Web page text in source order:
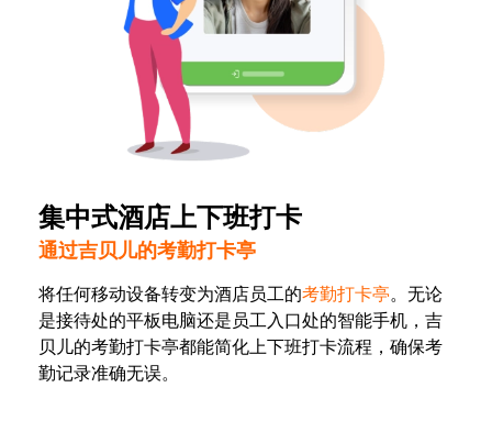
集中式酒店上下班打卡
通过吉贝儿的考勤打卡亭
将任何移动设备转变为酒店员工的考勤打卡亭。无论
是接待处的平板电脑还是员工入口处的智能手机，吉
贝儿的考勤打卡亭都能简化上下班打卡流程，确保考
勤记录准确无误。